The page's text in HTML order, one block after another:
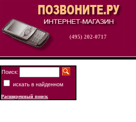
(495) 202-0717
Поиск:
искать в найденном
Расширенный поиск